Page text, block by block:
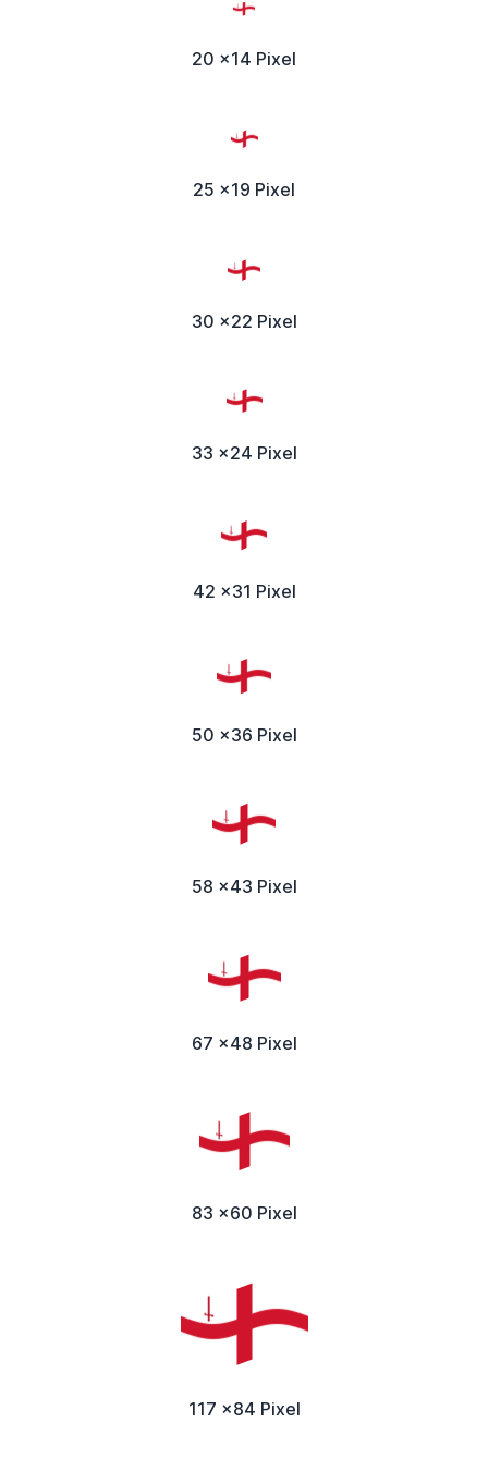
20 x14 Pixel
25 x19 Pixel
30 x22 Pixel
33 x24 Pixel
42 x31 Pixel
50 x36 Pixel
58 x43 Pixel
67 x48 Pixel
83 x60 Pixel
117 x84 Pixel